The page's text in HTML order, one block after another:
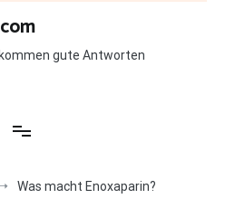
gute Antworten
Was macht Enoxaparin?